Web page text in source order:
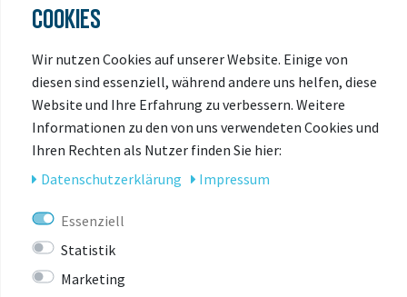
durch große Flexibilät und hohe Materialstabilität
diese Kombination ist es das optimale Material zur
Verarbeitung in unseren hochwertigsten
Hüftgurten.
N210 D Ripstop PU coated
Die Anforderungen an das perfekte Außenmaterial
zusammenfassen: haltbar, abriebfest,
wasserabweisend und leicht. Genau das ist es, was
Nylon 210/D Ripstop bietet. Eine vierfache PU-
COOKIES
Wir nutzen Cookies auf unserer Website. Einige von
diesen sind essenziell, während andere uns helfen, diese
Website und Ihre Erfahrung zu verbessern. Weitere
Informationen zu den von uns verwendeten Cookies und
Ihren Rechten als Nutzer finden Sie hier:
Daten­schutz­erklärung
Impressum
Essenziell
Statistik
Marketing